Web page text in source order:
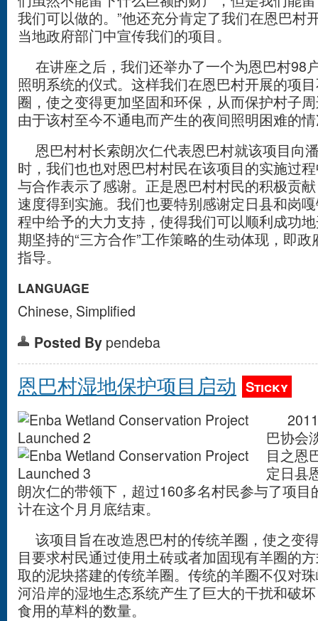
我们可以做的。”他还充分肯定了我们在恩巴村
当地政府部门中宣传我们的项目。
在讲座之后，我们还举办了一个为恩巴村98
照明系统的仪式。这样我们在恩巴村开展的项
圈，使之变得更加坚固和环保，从而保护村子
由于该村至今不通电而产生的夜间照明困难的
恩巴村村长索朗次仁代表恩巴村就该项目向
时，我们也也对恩巴村村民在该项目的实施过
与合作表示了感谢。正是恩巴村村民的积极贡
速度得到实施。我们也要特别感谢定日县和岗
程中给予的大力支持，使得我们可以顺利成功
期坚持的“三方合作”工作策略的生动体现，即
指导。
LANGUAGE
Chinese, Simplified
Posted By pendeba
恩巴村湿地保护项目启动 Sticky
巴协会
目之恩
定日县
朗次仁的带领下，超过160多名村民参与了项
计在这个月月底结束。
该项目旨在改造恩巴村的传统羊圈，使之变
目要求村民通过使用土砖或者加固现有羊圈的
取的泥块搭建的传统羊圈。传统的羊圈不仅对
河沿岸的湿地生态系统产生了巨大的干扰和破
食用的草料的数量。